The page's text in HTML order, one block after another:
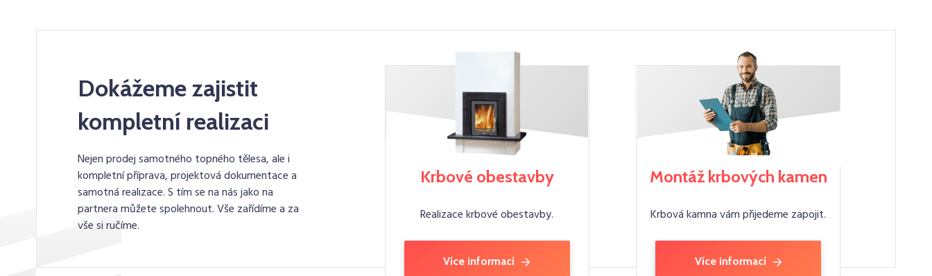
Dokážeme zajistit
kompletní realizaci
Nejen prodej samotného topného tělesa, ale i
kompletní příprava, projektová dokumentace a
samotná realizace. S tím se na nás jako na
partnera můžete spolehnout. Vše zařídíme a za
vše si ručíme.
Krbové obestavby
Realizace krbové obestavby.
Více informací
Montáž krbových kamen
Krbová kamna vám přijedeme zapojit.
Více informací